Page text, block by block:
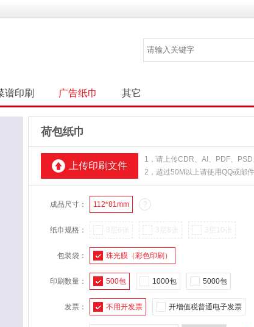
谱印刷 广告纸巾 其它
荷包纸巾
上传印刷文件
1，请上传CDR、AI、PDF、PSD
2，超过50M以上请使用QQ或邮件
成品尺寸： 112*81mm ?
纸巾规格： 3层6张 3层8张 3层10张
包装袋： 珠光膜（彩色印刷）
印刷数量： 500包 1000包 5000包
发票： 不用开发票 开增值税普通电子发票